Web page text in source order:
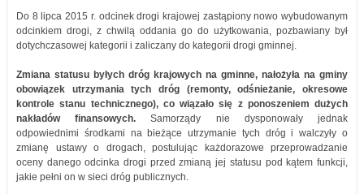
Do 8 lipca 2015 r. odcinek drogi krajowej zastąpiony nowo wybudowanym
odcinkiem drogi, z chwilą oddania go do użytkowania, pozbawiany był
dotychczasowej kategorii i zaliczany do kategorii drogi gminnej.
Zmiana statusu byłych dróg krajowych na gminne, nałożyła na gminy
obowiązek utrzymania tych dróg (remonty, odśnieżanie, okresowe
kontrole stanu technicznego), co wiązało się z ponoszeniem dużych
nakładów finansowych. Samorządy nie dysponowały jednak
odpowiednimi środkami na bieżące utrzymanie tych dróg i walczyły o
zmianę ustawy o drogach, postulując każdorazowe przeprowadzanie
oceny danego odcinka drogi przed zmianą jej statusu pod kątem funkcji,
jakie pełni on w sieci dróg publicznych.